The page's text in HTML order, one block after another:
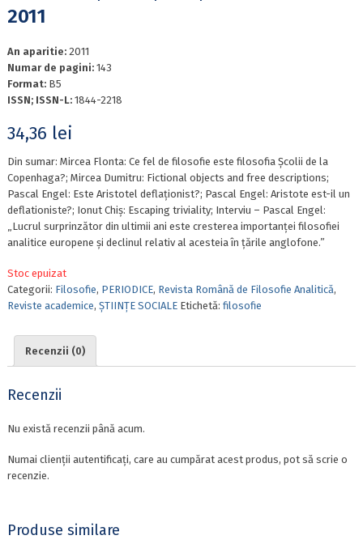
2011
An aparitie: 2011
Numar de pagini: 143
Format: B5
ISSN; ISSN-L: 1844-2218
34,36 lei
Din sumar: Mircea Flonta: Ce fel de filosofie este filosofia Școlii de la
Copenhaga?; Mircea Dumitru: Fictional objects and free descriptions;
Pascal Engel: Este Aristotel deflaționist?; Pascal Engel: Aristote est-il un
deflationiste?; Ionut Chiș: Escaping triviality; Interviu – Pascal Engel:
„Lucrul surprinzător din ultimii ani este cresterea importanței filosofiei
analitice europene și declinul relativ al acesteia în țările anglofone.”
Stoc epuizat
Categorii: Filosofie, PERIODICE, Revista Română de Filosofie Analitică,
Reviste academice, ȘTIINȚE SOCIALE Etichetă: filosofie
Recenzii (0)
Recenzii
Nu există recenzii până acum.
Numai clienții autentificați, care au cumpărat acest produs, pot să scrie o
recenzie.
Produse similare